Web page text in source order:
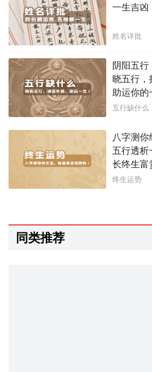
一生吉凶
姓名详批
阴阳五行
晓五行，
助运你的
五行缺什么
八字测你
五行透析
长终生富
终生运势
同类推荐